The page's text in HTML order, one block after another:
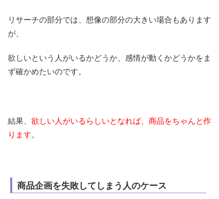
リサーチの部分では、想像の部分の大きい場合もあります
が、
欲しいという人がいるかどうか、感情が動くかどうかをま
ず確かめたいのです。
結果、 欲しい人がいるらしいとなれば、商品をちゃんと作
ります。
商品企画を失敗してしまう人のケース